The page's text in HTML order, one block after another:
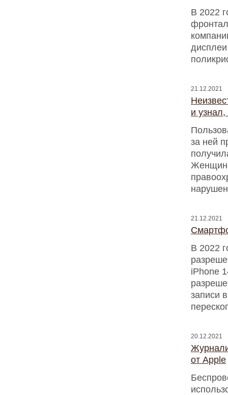
В 2022
дисплеи
21.12.2021
и
за ней
21.12.2021
В 2022
iPhone
записи
20.12.2021
от Apple